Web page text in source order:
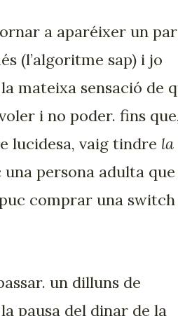
a aparéixer un
(l’algoritme sap) i jo
mateixa sensació de
i no poder. fins
lucidesa, vaig tindre la
una persona adulta que
comprar una switch
un dilluns de
pausa del dinar de la